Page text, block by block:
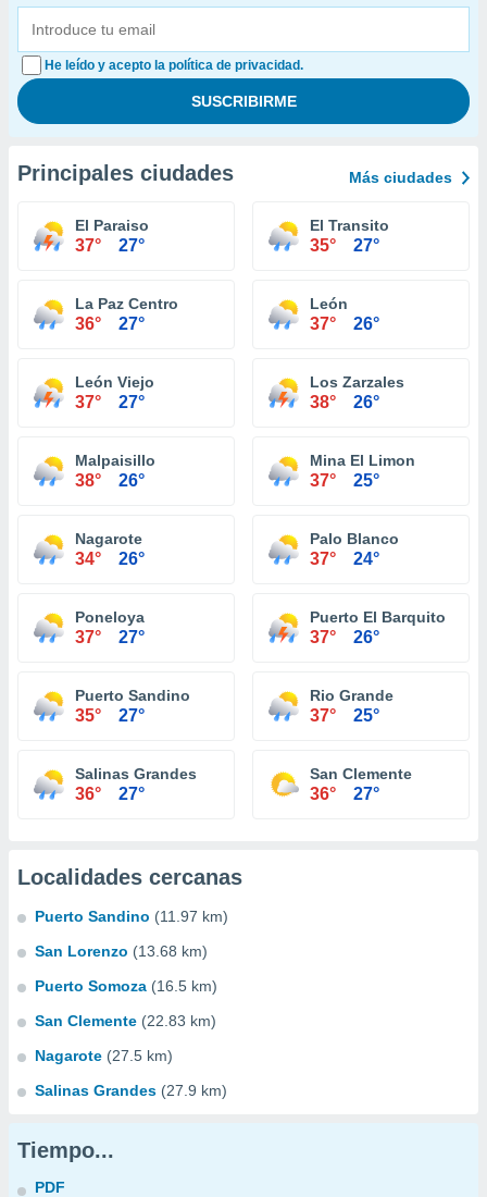
He leído y acepto la política de privacidad.
Principales ciudades Más ciudades
El Paraiso
37° 27°
El Transito
35° 27°
La Paz Centro
36° 27°
León
37° 26°
León Viejo
37° 27°
Los Zarzales
38° 26°
Malpaisillo
38° 26°
Mina El Limon
37° 25°
Nagarote
34° 26°
Palo Blanco
37° 24°
Poneloya
37° 27°
Puerto El Barquito
37° 26°
Puerto Sandino
35° 27°
Rio Grande
37° 25°
Salinas Grandes
36° 27°
San Clemente
36° 27°
Localidades cercanas
Puerto Sandino (11.97 km)
San Lorenzo (13.68 km)
Puerto Somoza (16.5 km)
San Clemente (22.83 km)
Nagarote (27.5 km)
Salinas Grandes (27.9 km)
Tiempo...
PDF